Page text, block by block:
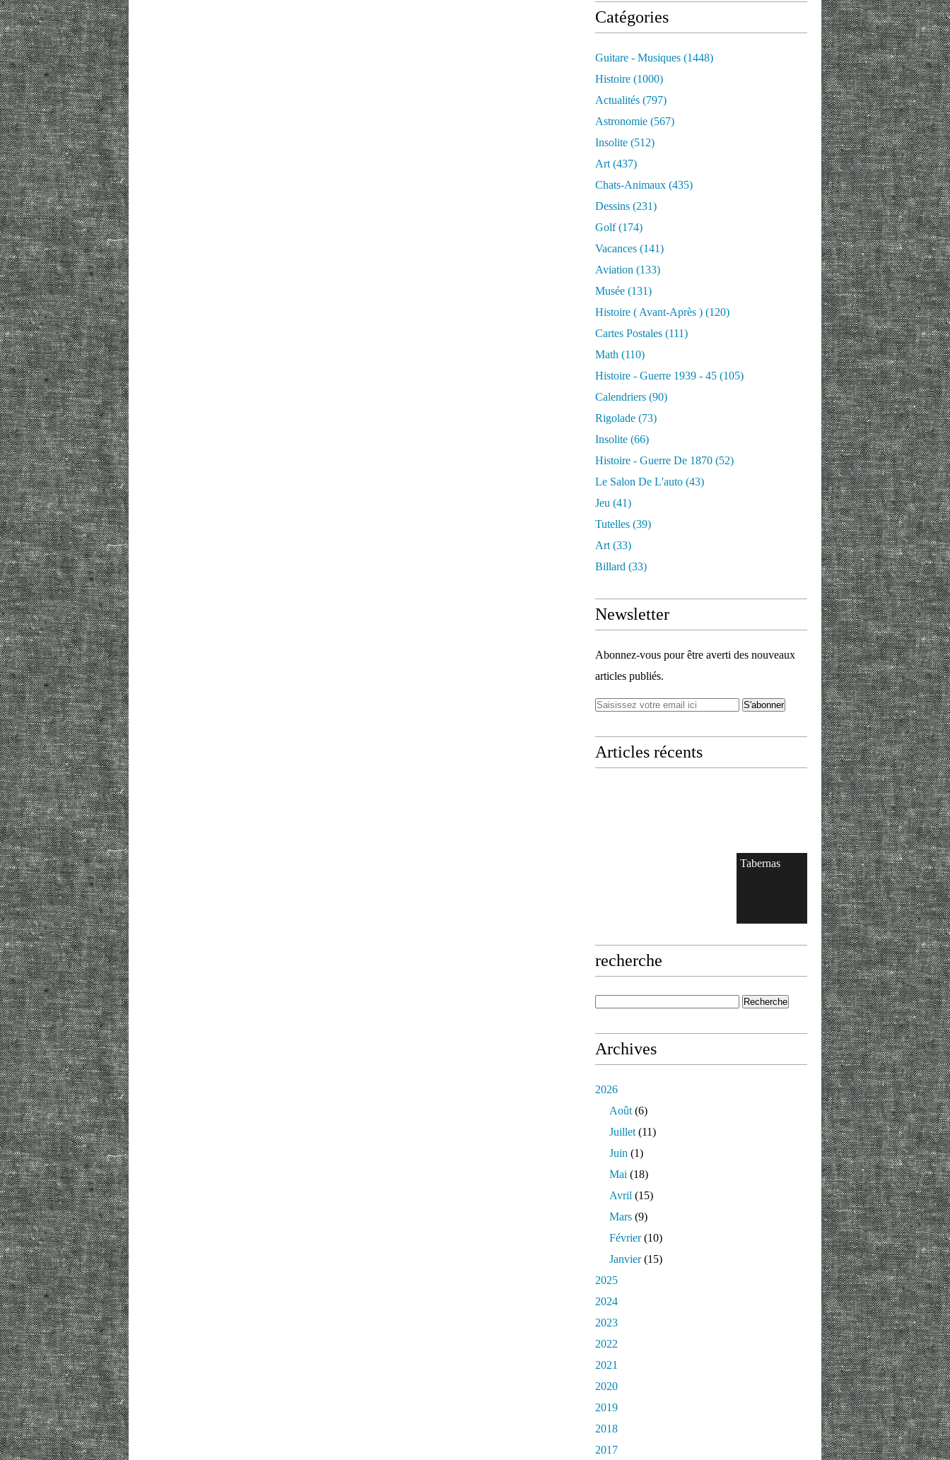
Catégories
Guitare - Musiques (1448)
Histoire (1000)
Actualités (797)
Astronomie (567)
Insolite (512)
Art (437)
Chats-Animaux (435)
Dessins (231)
Golf(174)
Vacances (141)
Aviation (133)
Musée (131)
Histoire ( Avant-Après ) (120)
Cartes Postales (111)
Math (110)
Histoire - Guerre 1939 - 45 (105)
Calendriers (90)
Rigolade (73)
Insolite (66)
Histoire - Guerre De 1870 (52)
Le Salon De L'auto (43)
Jeu (41)
Tutelles (39)
Art (33)
Billard (33)
Newsletter
Abonnez-vous pour être averti des nouveaux
articles publiés.
Articles récents
Tabernas
recherche
Archives
2026
Août (6)
Juillet (11)
Juin (1)
Mai (18)
Avril (15)
Mars (9)
Février(10)
Janvier(15)
2025
2024
2023
2022
2021
2020
2019
2018
2017